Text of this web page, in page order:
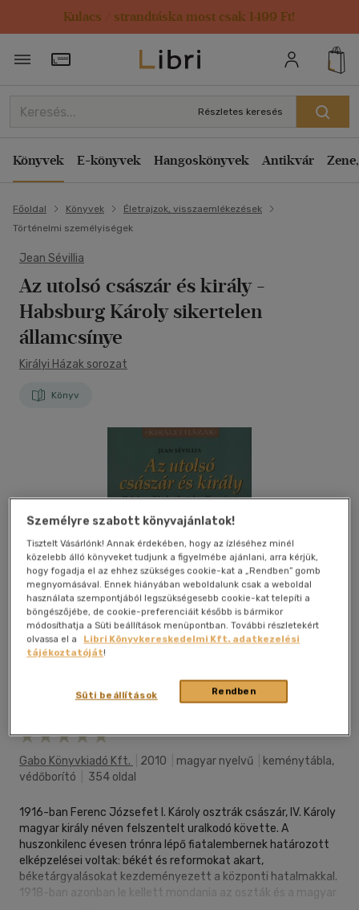
Kulacs / strandtáska most csak 1499 Ft!
Törzsvásárlói Kártya adatai
Részletes keresés
Könyvek E-könyvek Hangoskönyvek Antikvár
Főoldal Könyvek
Életrajzok, visszaemlékezések
Történelmi személyiségek
Jean Sévillia
Az utolsó császár és király -
Habsburg Károly sikertelen
államcsínye
Királyi Házak sorozat
Könyv
Kívánságlistához adom Megosztom
Gabo Könyvkiadó Kft. 2010 magyar nyelvű
keménytábla,
védőborító
354 oldal
1916-ban Ferenc Józsefet I. Károly osztrák császár, IV. Károly
magyar király néven felszentelt uralkodó követte. A
huszonkilenc évesen trónra lépő fiatalembernek határozott
elképzelései voltak: békét és reformokat akart,
béketárgyalásokat kezdeményezett a központi hatalmakkal.
1918-ban azonban le kellett mondania az oszták és a magyar
Személyre szabott könyvajánlatok!
Tisztelt Vásárlónk! Annak érdekében, hogy az ízléséhez minél
közelebb álló könyveket tudjunk a figyelmébe ajánlani, arra kérjük,
hogy fogadja el az ehhez szükséges cookie-kat a „Rendben” gomb
megnyomásával. Ennek hiányában weboldalunk csak a weboldal
használata szempontjából legszükségesebb cookie-kat telepíti a
böngészőjébe, de cookie-preferenciáit később is bármikor
módosíthatja a Süti beállítások menüpontban. További részletekért
olvassa el a
Libri Könyvkereskedelmi Kft. adatkezelési
tájékoztatóját!
Rendben
Süti beállítások